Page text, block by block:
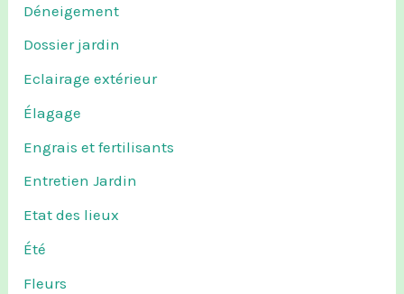
Déneigement
Dossier jardin
Eclairage extérieur
Élagage
Engrais et fertilisants
Entretien Jardin
Etat des lieux
Été
Fleurs